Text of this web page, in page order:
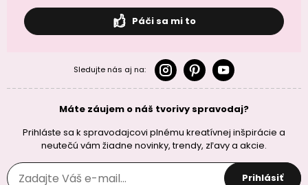
Páči sa mi to
Sledujte nás aj na:
Máte záujem o náš tvorivy spravodaj?
Prihláste sa k spravodajcovi plnému kreatívnej inšpirácie a
neutečú vám žiadne novinky, trendy, zľavy a akcie.
Prihlásiť